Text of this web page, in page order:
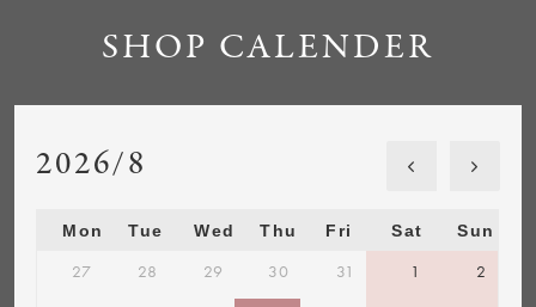
SHOP CALENDER
2026/8
Mon Tue Wed Thu Fri Sat Sun
27 28 29 30 31 1 2